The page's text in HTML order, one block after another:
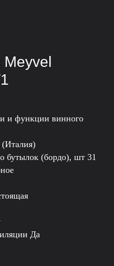
и функции винного
бутылок (бордо), шт 31
Да